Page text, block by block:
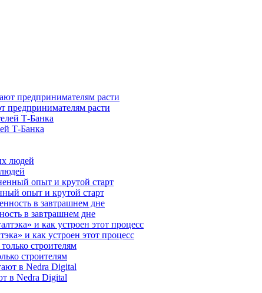
расти
Т-Банка
опыт и крутой старт
в завтрашнем дне
и как устроен этот процесс
строителям
в Nedra Digital